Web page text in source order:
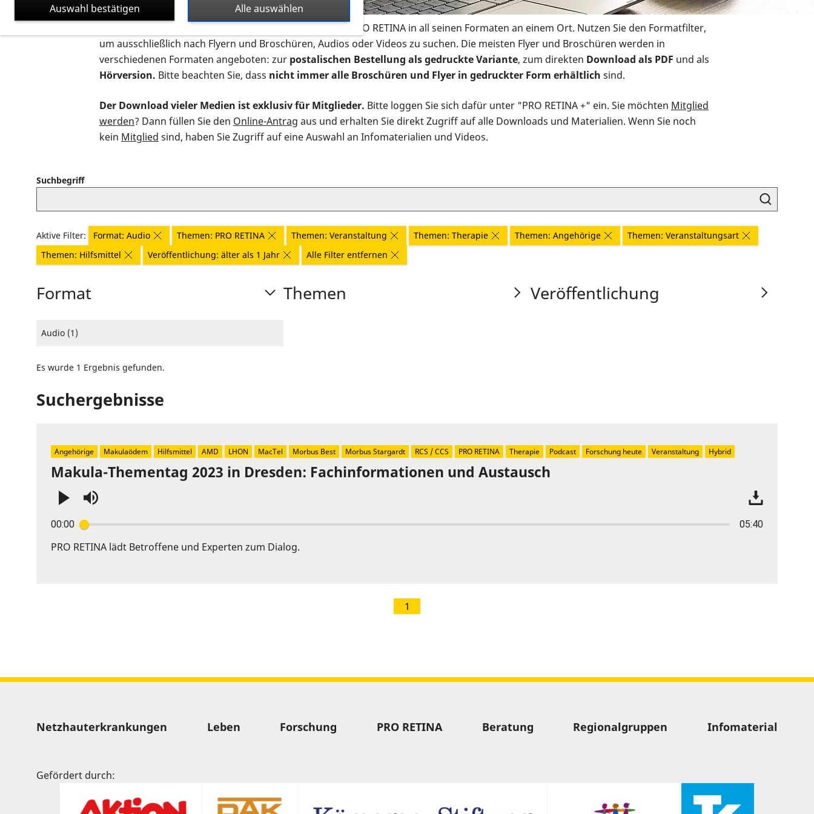
Auf dieser Seite finden Sie sämtliches Infomaterial der PRO RETINA in all seinen Formaten an einem Ort. Nutzen Sie den Formatfilter,
um ausschließlich nach Flyern und Broschüren, Audios oder Videos zu suchen. Die meisten Flyer und Broschüren werden in
verschiedenen Formaten angeboten: zur postalischen Bestellung als gedruckte Variante, zum direkten Download als PDF und als
Hörversion. Bitte beachten Sie, dass nicht immer alle Broschüren und Flyer in gedruckter Form erhältlich sind.
Der Download vieler Medien ist exklusiv für Mitglieder. Bitte loggen Sie sich dafür unter "PRO RETINA +" ein. Sie möchten Mitglied
werden? Dann füllen Sie den Online-Antrag aus und erhalten Sie direkt Zugriff auf alle Downloads und Materialien. Wenn Sie noch
kein Mitglied sind, haben Sie Zugriff auf eine Auswahl an Infomaterialien und Videos.
Suchbegriff
Aktive Filter: Format: Audio Themen: PRO RETINA Themen: Veranstaltung Themen: Therapie Themen: Angehörige
Themen: Veranstaltungsart
Themen: Hilfsmittel
Veröffentlichung: älter als 1 Jahr Alle Filter entfernen
Format
Audio (1)
Themen Veröffentlichung
Es wurde 1 Ergebnis gefunden.
Suchergebnisse
Makula-Thementag 2023 in Dresden: Fachinformationen und Austausch
00:00 05:40
Enter
or
PRO RETINA lädt Betroffene und Experten zum Dialog.
Angehörige Makulaödem Hilfsmittel AMD LHON MacTel Morbus Best Morbus Stargardt RCS / CCS PRO RETINA Therapie Podcast Forschung heute Veranstaltung Hybrid
1
Sitemap
Netzhauterkrankungen Leben Forschung PRO RETINA Beratung Regionalgruppen Infomaterial
Gefördert durch:
Alle auswählen
Auswahl bestätigen